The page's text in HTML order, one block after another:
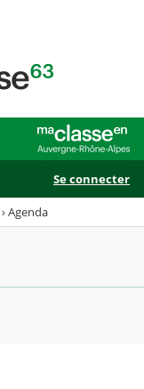
Se connecter
›Agenda